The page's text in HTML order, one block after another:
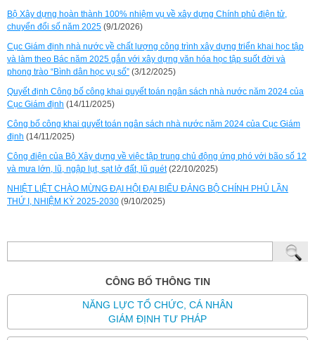
Bộ Xây dựng hoàn thành 100% nhiệm vụ về xây dựng Chính phủ điện tử,
chuyển đổi số năm 2025 (9/1/2026)
Cục Giám định nhà nước về chất lượng công trình xây dựng triển khai học tập
và làm theo Bác năm 2025 gắn với xây dựng văn hóa học tập suốt đời và
phong trào “Bình dân học vụ số” (3/12/2025)
Quyết định Công bố công khai quyết toán ngân sách nhà nước năm 2024 của
Cục Giám định (14/11/2025)
Công bố công khai quyết toán ngân sách nhà nước năm 2024 của Cục Giám
định (14/11/2025)
Công điện của Bộ Xây dựng về việc tập trung chủ động ứng phó với bão số 12
và mưa lớn, lũ, ngập lụt, sạt lở đất, lũ quét(22/10/2025)
NHIỆT LIỆT CHÀO MỪNG ĐẠI HỘI ĐẠI BIỂU ĐẢNG BỘ CHÍNH PHỦ LẦN
THỨ I, NHIỆM KỲ 2025-2030 (9/10/2025)
CÔNG BỐ THÔNG TIN
NĂNG LỰC TỔ CHỨC, CÁ NHÂN
GIÁM ĐỊNH TƯ PHÁP